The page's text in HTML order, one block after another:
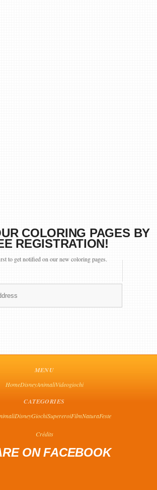
COLORING PAGES BY
REGISTRATION!
to get notified on our new coloring pages.
MENU
HomeDisneyAnimaliVideogiochi
CATEGORIES
DisneyGiochiSupereroiFilmNaturaFeste
Crédits
ON FACEBOOK